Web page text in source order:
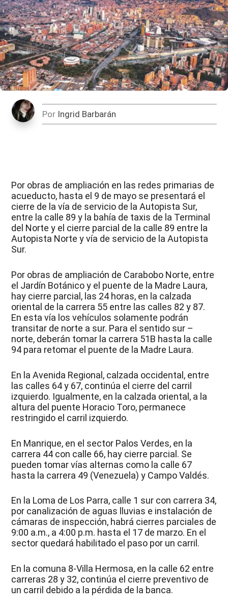
Por Ingrid Barbarán
Por obras de ampliación en las redes primarias de
acueducto, hasta el 9 de mayo se presentará el
cierre de la vía de servicio de la Autopista Sur,
entre la calle 89 y la bahía de taxis de la Terminal
del Norte y el cierre parcial de la calle 89 entre la
Autopista Norte y vía de servicio de la Autopista
Sur.
Por obras de ampliación de Carabobo Norte, entre
el Jardín Botánico y el puente de la Madre Laura,
hay cierre parcial, las 24 horas, en la calzada
oriental de la carrera 55 entre las calles 82 y 87.
En esta vía los vehículos solamente podrán
transitar de norte a sur. Para el sentido sur –
norte, deberán tomar la carrera 51B hasta la calle
94 para retomar el puente de la Madre Laura.
En la Avenida Regional, calzada occidental, entre
las calles 64 y 67, continúa el cierre del carril
izquierdo. Igualmente, en la calzada oriental, a la
altura del puente Horacio Toro, permanece
restringido el carril izquierdo.
En Manrique, en el sector Palos Verdes, en la
carrera 44 con calle 66, hay cierre parcial. Se
pueden tomar vías alternas como la calle 67
hasta la carrera 49 (Venezuela) y Campo Valdés.
En la Loma de Los Parra, calle 1 sur con carrera 34,
por canalización de aguas lluvias e instalación de
cámaras de inspección, habrá cierres parciales de
9:00 a.m., a 4:00 p.m. hasta el 17 de marzo. En el
sector quedará habilitado el paso por un carril.
En la comuna 8-Villa Hermosa, en la calle 62 entre
carreras 28 y 32, continúa el cierre preventivo de
un carril debido a la pérdida de la banca.